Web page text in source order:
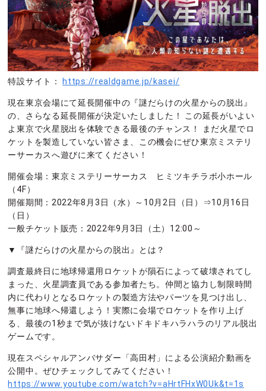
特設サイト： https://realdgame.jp/kasei/
現在東京会場にて延長開催中の『謎だらけの火星からの脱出』
の、さらなる延長開催が決定いたしました！ この延長がいよい
よ東京で火星脱出を体験できる最後のチャンス！ まだ火星でロ
ケットを製造していない皆さま、この機会にぜひ東京ミステリ
ーサーカスへ遊びに来てください！
開催会場：東京ミステリーサーカス ヒミツキチラボ小ホール
（4F）
開催期間：2022年8月3日（水）～10月2日（日）⇒10月16日
（日）
一般チケット販売：2022年9月3日（土）12:00～
▼『謎だらけの火星からの脱出』とは？
調査最終日に地球帰還用ロケットが隕石によって破壊されてし
まった、火星調査員である参加者たち。仲間と協力し制限時間
内に代わりとなるロケットの製造方法やパーツを見つけ出し、
無事に地球へ帰還しよう！実際に会場でロケットを作り上げ
る、最後の1秒まで気が抜けないドキドキハラハラのリアル脱出
ゲームです。
現在スペシャルアンバサダー「高田村」による公演紹介動画を
公開中。ぜひチェックしてみてください！
https://www.youtube.com/watch?v=aHrtFHxW0Uk&t=1s